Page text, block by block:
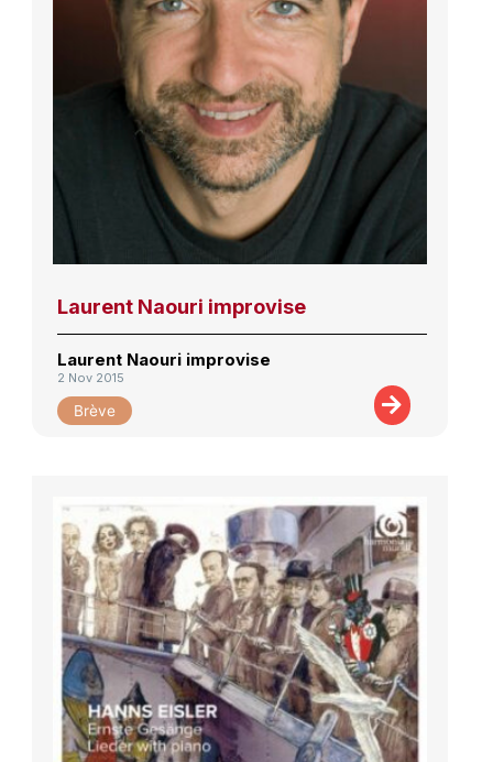
Laurent Naouri improvise
Laurent Naouri improvise
2 Nov 2015
Brève